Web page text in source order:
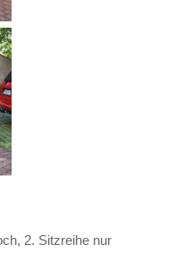
2. Sitzreihe nur